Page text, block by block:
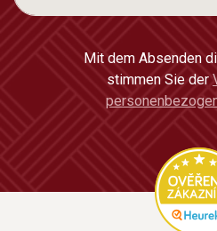
Mit dem Absenden
stimmen Sie der